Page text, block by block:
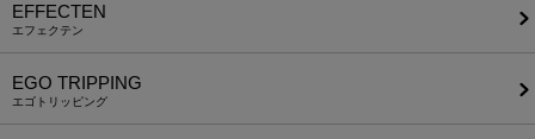
EFFECTEN
エフェクテン
EGO TRIPPING
エゴトリッピング